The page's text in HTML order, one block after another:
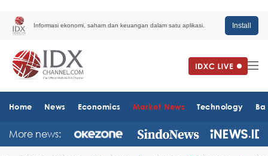
Informasi ekonomi, saham dan keuangan dalam satu aplikasi. Install
Home News Economics Market News Technology
More news: